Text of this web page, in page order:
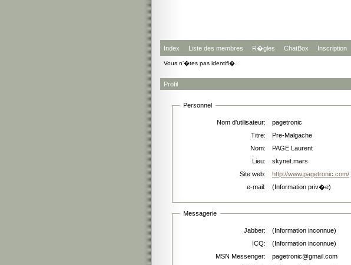
Index Liste des membres R�gles ChatBox Inscription
Vous n'�tes pas identifi�.
Profil
Personnel
Nom d'utilisateur:
pagetronic
Titre:
Pre-Malgache
Nom:
PAGE Laurent
Lieu:
skynet.mars
Site web:
http://www.pagetronic.com/
e-mail:
(Information priv�e)
Messagerie
Jabber:
(Information inconnue)
ICQ:
(Information inconnue)
MSN Messenger:
pagetronic@gmail.com